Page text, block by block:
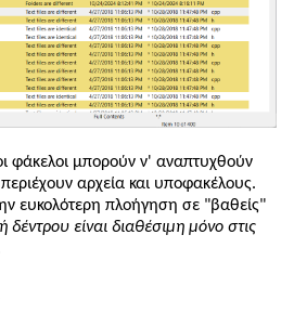
φάκελοι μπορούν ν' αναπτυχθούν
αρχεία και υποφακέλους.
ευκολότερη πλοήγηση σε "βαθείς"
δέντρου είναι διαθέσιμη μόνο στις